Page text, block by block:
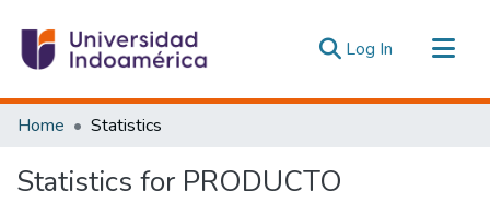
Log In (current)
Communities & Collections
Estadísticas Externas
Home Statistics
Statistics for PRODUCTO